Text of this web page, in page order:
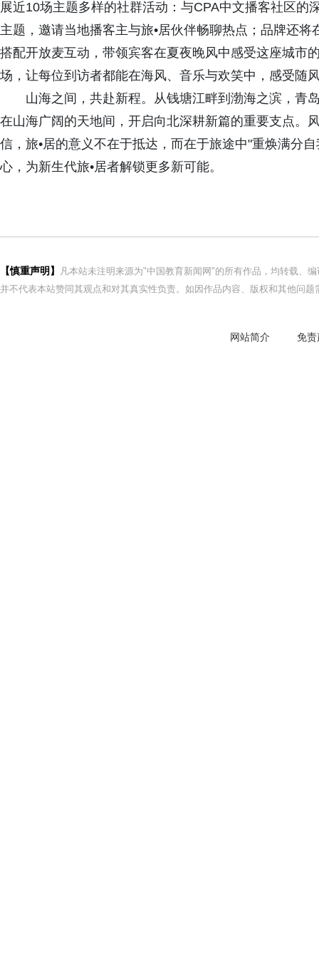
展近10场主题多样的社群活动：与CPA中文播客社区
主题，邀请当地播客主与旅•居伙伴畅聊热点；品牌还
搭配开放麦互动，带领宾客在夏夜晚风中感受这座城市
场，让每位到访者都能在海风、音乐与欢笑中，感受随
山海之间，共赴新程。从钱塘江畔到渤海之滨，青
在山海广阔的天地间，开启向北深耕新篇的重要支点。
信，旅•居的意义不在于抵达，而在于旅途中"重焕满分
心，为新生代旅•居者解锁更多新可能。
【慎重声明】
凡本站未注明来源为"中国教育新闻网"的所有作品，均转载、
并不代表本站赞同其观点和对其真实性负责。如因作品内容、版权和其他问
网站简介 免责